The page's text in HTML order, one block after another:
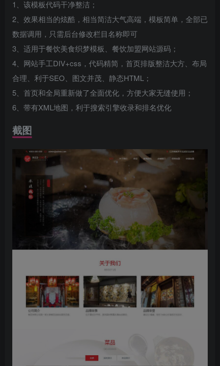
1、该模板代码干净整洁；
2、效果相当的炫酷，相当简洁大气高端，模板简单，全部已
数据调用，只需后台修改栏目名称即可
3、适用于餐饮美食织梦模板、餐饮加盟网站源码；
4、网站手工DIV+css，代码精简，首页排版整洁大方、布局
合理、利于SEO、图文并茂、静态HTML；
5、首页和全局重新做了全面优化，方便大家无缝使用；
6、带有XML地图，利于搜索引擎收录和排名优化
截图